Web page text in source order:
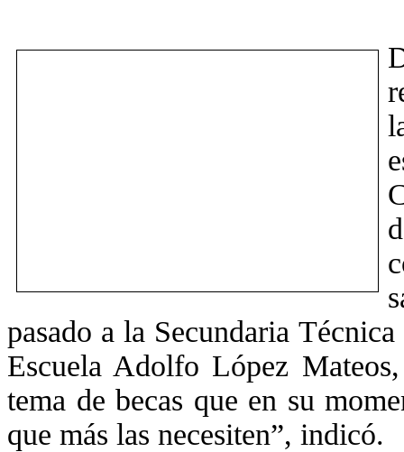
pasado a la Secundaria
Escuela Adolfo López
tema de becas que en su
que más las necesiten”, indicó.